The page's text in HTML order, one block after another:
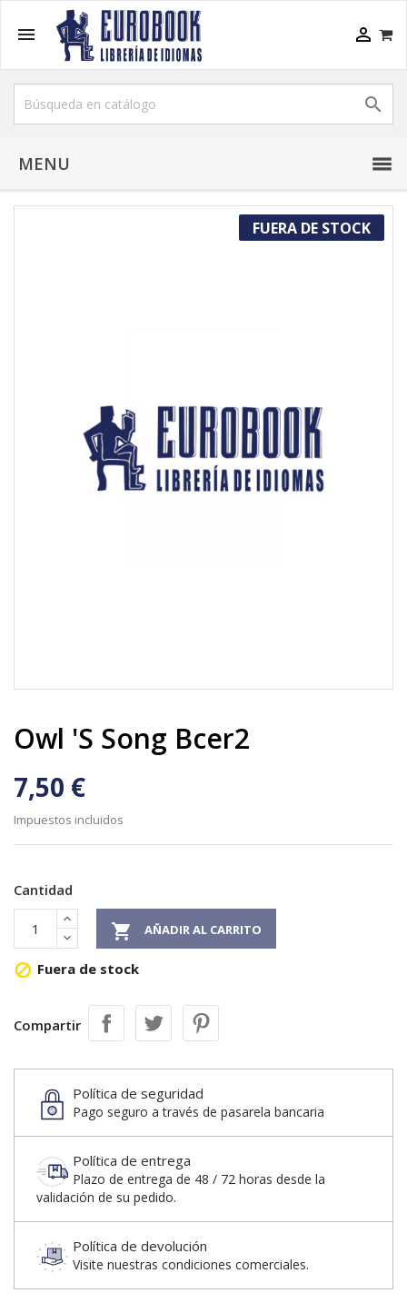
 

MENU
FUERA DE STOCK
Owl 's Song Bcer2
7,50 €
Impuestos incluidos
Cantidad
 AÑADIR AL CARRITO
 Fuera de stock
Compartir
Política de seguridad
Pago seguro a través de pasarela bancaria
Política de entrega
Plazo de entrega de 48 / 72 horas desde la
validación de su pedido.
Política de devolución
Visite nuestras condiciones comerciales.